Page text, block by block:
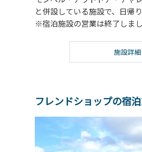
と併設している施設で、日帰
※宿泊施設の営業は終了しまし
施設詳細
フレンドショップの宿